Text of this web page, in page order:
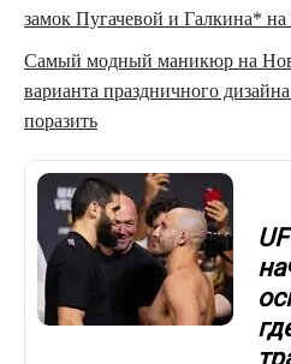
замок Пугачевой и Галкина* на
Самый модный маникюр на
варианта праздничного
поразить